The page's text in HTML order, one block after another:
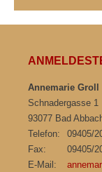
Annemarie Groll
Schnadergasse 1
93077 Bad
Telefon:
09405/
Fax:
09405/
E-Mail: